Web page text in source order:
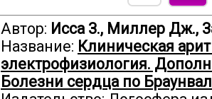
Автор: Исса З., Миллер Дж.,
Название: Клиническая
электрофизиология.
Болезни сердца по